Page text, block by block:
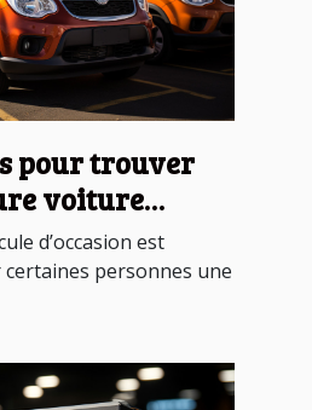
pour trouver
voiture
d’occasion est
personnes une